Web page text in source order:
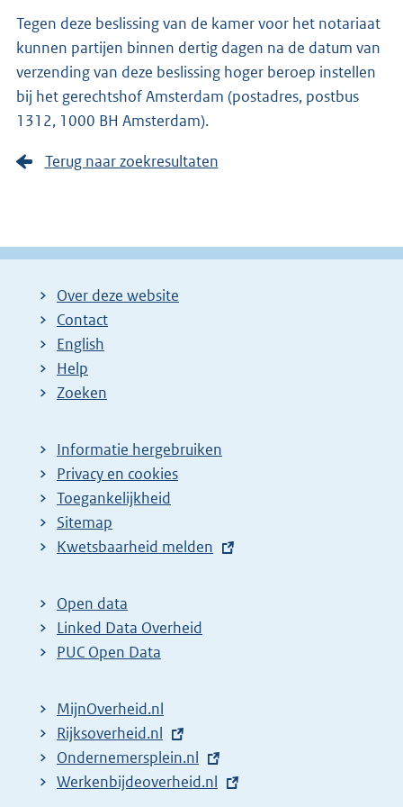
Tegen deze beslissing van de kamer voor het notariaat
kunnen partijen binnen dertig dagen na de datum van
verzending van deze beslissing hoger beroep instellen
bij het gerechtshof Amsterdam (postadres, postbus
1312, 1000 BH Amsterdam).
Terug naar zoekresultaten
Over deze website
Contact
English
Help
Zoeken
Informatie hergebruiken
Privacy en cookies
Toegankelijkheid
Sitemap
E
t
e
r
l
i
n
k
Kwetsbaarheid melden
Open data
Linked Data Overheid
PUC Open Data
MijnOverheid.nl
E
x
t
Rijksoverheid.nl
E
x
Ondernemersplein.nl
E
Werkenbijdeoverheid.nl